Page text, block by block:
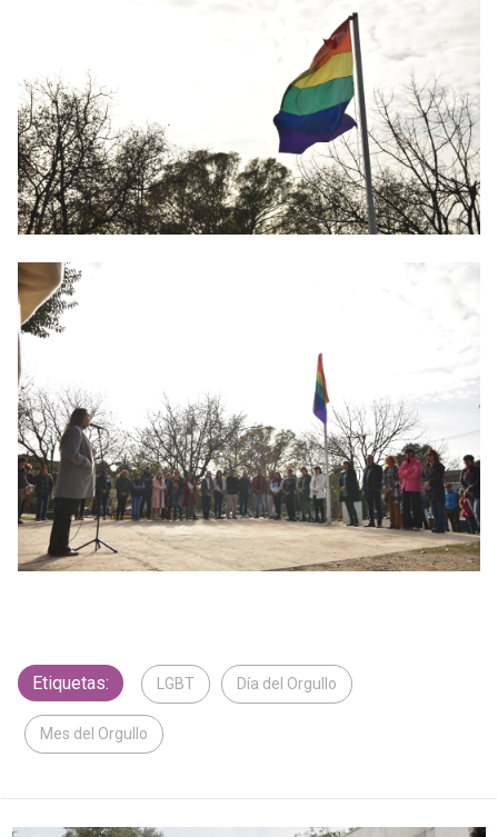
Etiquetas: LGBT Día del Orgullo
Mes del Orgullo